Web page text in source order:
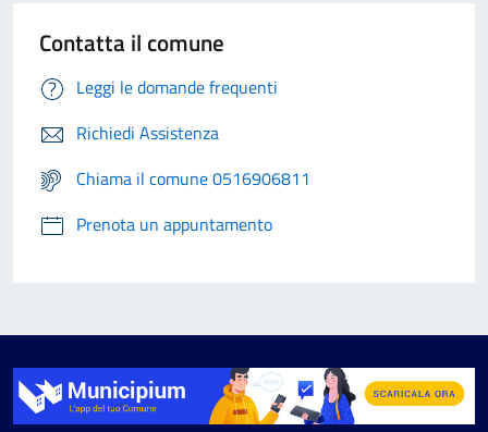
Contatta il comune
Leggi le domande frequenti
Richiedi Assistenza
Chiama il comune 0516906811
Prenota un appuntamento